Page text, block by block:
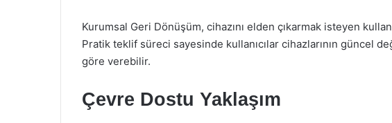
Kurumsal Geri Dönüşüm, cihazını elden çıkarmak isteyen
Pratik teklif süreci sayesinde kullanıcılar cihazlarının güncel
göre verebilir.
Çevre Dostu Yaklaşım